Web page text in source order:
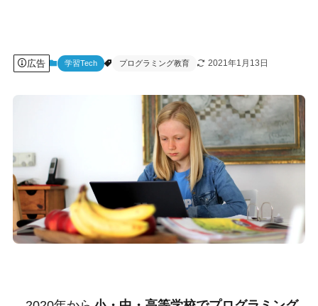
広告 学習Tech プログラミング教育 2021年1月13日